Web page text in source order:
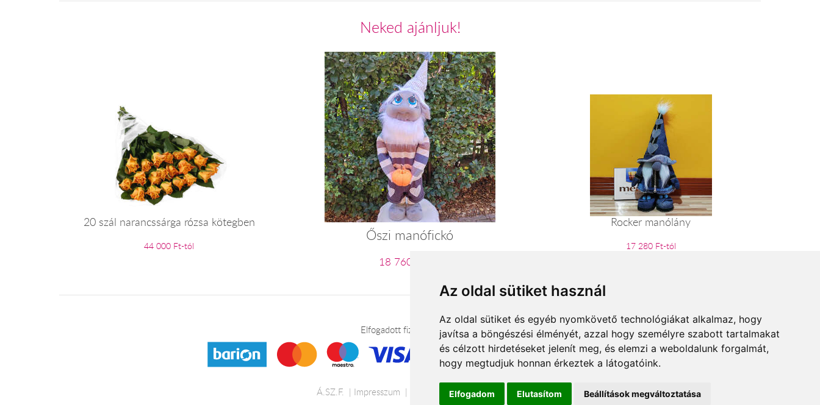
Az oldal sütiket használ
Az oldal sütiket és egyéb nyomkövető technológiákat alkalmaz, hogy
javítsa a böngészési élményét, azzal hogy személyre szabott tartalmakat
és célzott hirdetéseket jelenít meg, és elemzi a weboldalunk forgalmát,
hogy megtudjuk honnan érkeztek a látogatóink.
Elfogadom Elutasítom Beállítások megváltoztatása
Neked ajánljuk!
20 szál narancssárga rózsa kötegben
44 000 Ft-tól
Őszi manófickó
18 760 Ft-tól
Rocker manólány
17 280 Ft-tól
Elfogadott fizetési módok
Á.SZ.F. Impresszum Adatkezelési tájékoztató